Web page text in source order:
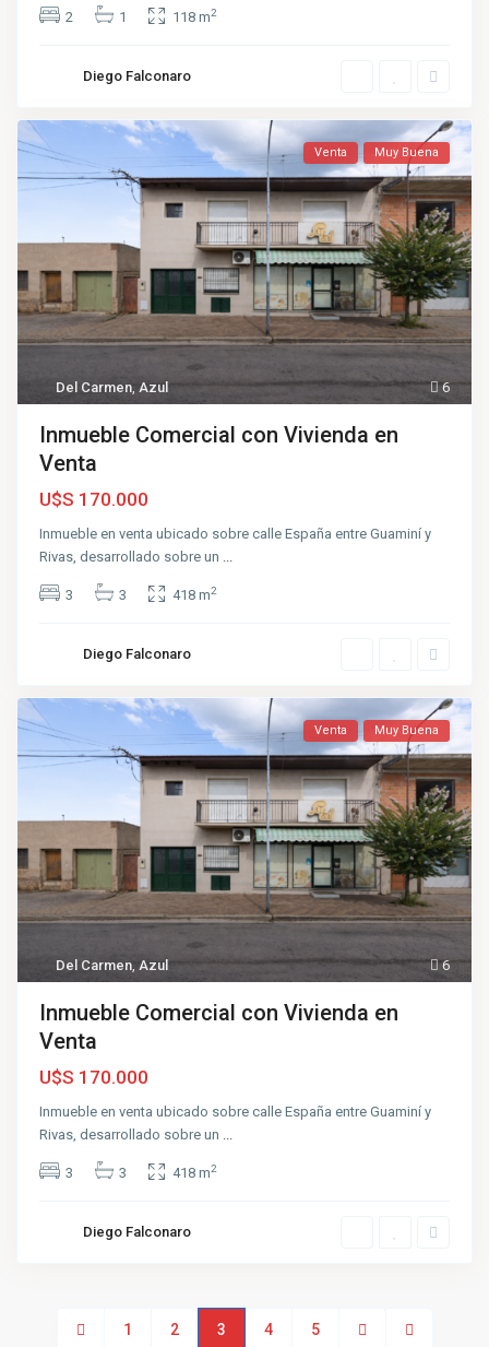
2 1 118 m2
Diego Falconaro
6
Del Carmen Azul
Venta Muy Buena
Inmueble Comercial con Vivienda en
Venta
U$S 170.000
Inmueble en venta ubicado sobre calle España entre Guaminí y
Rivas, desarrollado sobre un
3 3 418 m2
Diego Falconaro
6
Del Carmen Azul
Venta Muy Buena
Inmueble Comercial con Vivienda en
Venta
U$S 170.000
Inmueble en venta ubicado sobre calle España entre Guaminí y
Rivas, desarrollado sobre un
3 3 418 m2
Diego Falconaro
1 2 3 4 5